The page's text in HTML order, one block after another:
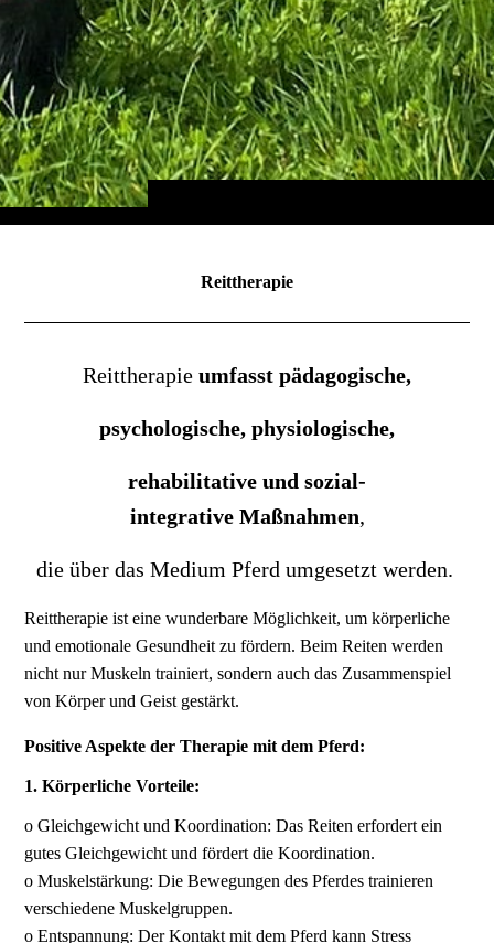
Reittherapie
Reittherapie umfasst pädagogische,
psychologische, physiologische,
rehabilitative und sozial-
integrative Maßnahmen,
die über das Medium Pferd umgesetzt werden.
Reittherapie ist eine wunderbare Möglichkeit, um körperliche
und emotionale Gesundheit zu fördern. Beim Reiten werden
nicht nur Muskeln trainiert, sondern auch das Zusammenspiel
von Körper und Geist gestärkt.
Positive Aspekte der Therapie mit dem Pferd:
1. Körperliche Vorteile:
o Gleichgewicht und Koordination: Das Reiten erfordert ein
gutes Gleichgewicht und fördert die Koordination.
o Muskelstärkung: Die Bewegungen des Pferdes trainieren
verschiedene Muskelgruppen.
o Entspannung: Der Kontakt mit dem Pferd kann Stress